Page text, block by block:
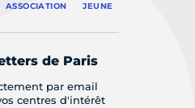
ASSOCIATION JEUNE
de Paris
par email
centres d'intérêt